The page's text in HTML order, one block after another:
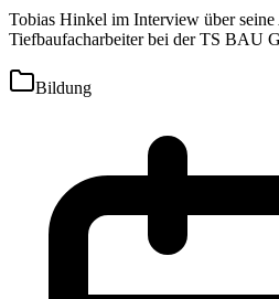
Tobias Hinkel im Interview über
Tiefbaufacharbeiter bei der TS BAU
Bildung